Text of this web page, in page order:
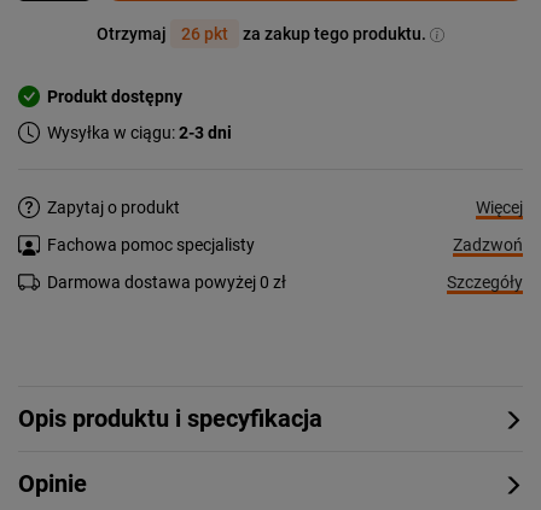
Otrzymaj 26 pkt za zakup tego produktu.
Produkt dostępny
Wysyłka w ciągu:2-3 dni
Zapytaj o produkt
Więcej
Fachowa pomoc specjalisty
Zadzwoń
Darmowa dostawa powyżej 0 zł
Szczegóły
Opis produktu i specyfikacja
Opinie